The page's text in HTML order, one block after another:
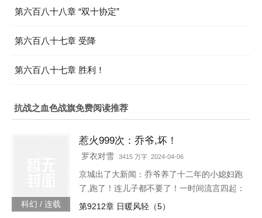
第六百八十八章 “双十协定”
第六百八十七章 受降
第六百八十七章 胜利！
抗战之血色战旗免费阅读推荐
科幻 / 连载
惹火999次：乔爷,坏！
罗衣对雪 3415 万字 2024-04-06
京城出了大新闻：乔爷养了十二年的小媳妇跑
了,跑了！连儿子都不要了！一时间流言四起：
听说是乔爷技术差时间短、夫妻生活不和谐；
第9212章 日暖风轻（5）